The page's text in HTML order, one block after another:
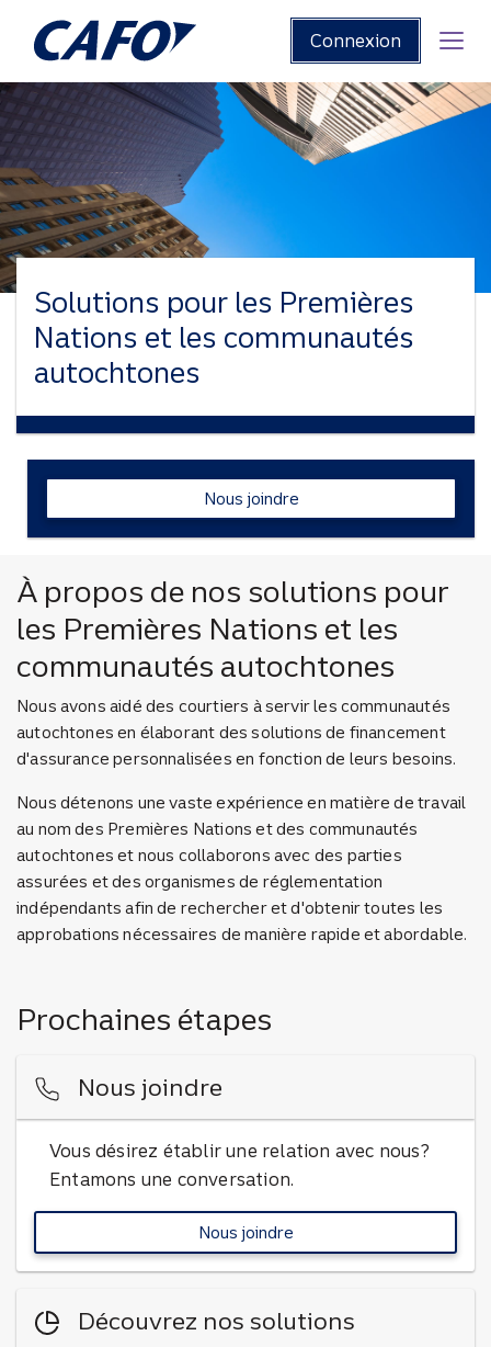
contenu
principal
Connexion
Solutions pour les Premières
Nations et les communautés
autochtones
Nous joindre
À propos de nos solutions pour
les Premières Nations et les
communautés autochtones
Nous avons aidé des courtiers à servir les communautés
autochtones en élaborant des solutions de financement
d'assurance personnalisées en fonction de leurs besoins.
Nous détenons une vaste expérience en matière de travail
au nom des Premières Nations et des communautés
autochtones et nous collaborons avec des parties
assurées et des organismes de réglementation
indépendants afin de rechercher et d'obtenir toutes les
approbations nécessaires de manière rapide et abordable.
Prochaines étapes
Nous joindre
Vous désirez établir une relation avec nous?
Entamons une conversation.
Nous joindrepour en savoir plus
Découvrez nos solutions